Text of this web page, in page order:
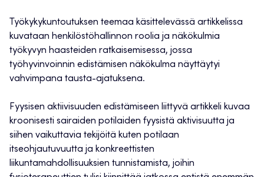
Työkykykuntoutuksen teemaa käsittelevässä artikkelissa
kuvataan henkilöstöhallinnon roolia ja näkökulmia
työkyvyn haasteiden ratkaisemisessa, jossa
työhyvinvoinnin edistämisen näkökulma näyttäytyi
vahvimpana tausta-ajatuksena.
Fyysisen aktiivisuuden edistämiseen liittyvä artikkeli kuvaa
kroonisesti sairaiden potilaiden fyysistä aktivisuutta ja
siihen vaikuttavia tekijöitä kuten potilaan
itseohjautuvuutta ja konkreettisten
liikuntamahdollisuuksien tunnistamista, joihin